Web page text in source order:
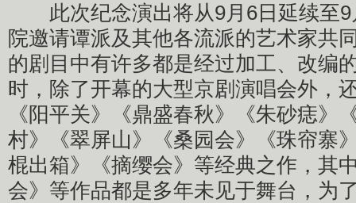
此次纪念演出将从9月6日延续至9
院邀请谭派及其他各流派的艺术家共
的剧目中有许多都是经过加工、改编
时，除了开幕的大型京剧演唱会外，
《阳平关》《鼎盛春秋》《朱砂痣》
村》《翠屏山》《桑园会》《珠帘寨
棍出箱》《摘缨会》等经典之作，其
会》等作品都是多年未见于舞台，为